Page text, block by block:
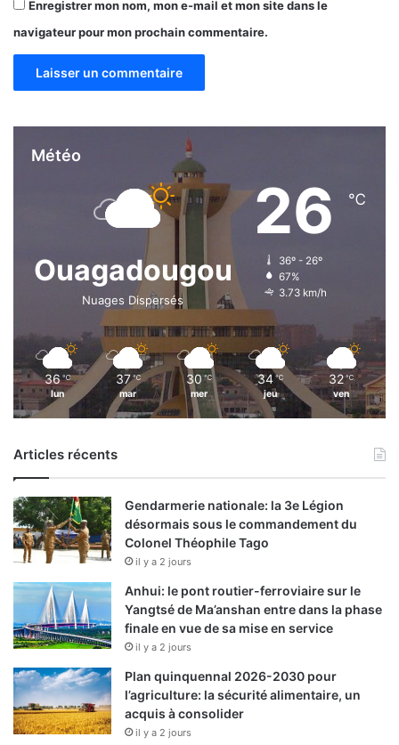
Enregistrer mon nom, mon e-mail et mon site dans le
navigateur pour mon prochain commentaire.
Météo
Ouagadougou
Nuages Dispersés
26 ℃
36º - 26º
67%
3.73 km/h
36 ℃
lun
37 ℃
mar
30 ℃
mer
34 ℃
jeu
32 ℃
ven
Articles récents
Gendarmerie nationale: la 3e Légion
désormais sous le commandement du
Colonel Théophile Tago
il y a 2 jours
Anhui: le pont routier-ferroviaire sur le
Yangtsé de Ma’anshan entre dans la phase
finale en vue de sa mise en service
il y a 2 jours
Plan quinquennal 2026-2030 pour
l’agriculture: la sécurité alimentaire, un
acquis à consolider
il y a 2 jours